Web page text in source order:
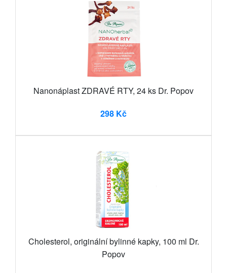
Nanonáplast ZDRAVÉ RTY, 24 ks Dr. Popov
298 Kč
Cholesterol, originální bylinné kapky, 100 ml Dr.
Popov